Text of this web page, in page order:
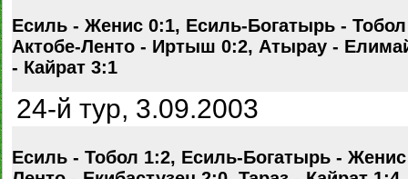
Есиль - Женис 0:1, Есиль-Богатырь -
Актобе-Ленто - Иртыш 0:2, Атырау -
- Кайрат 3:1
24-й тур, 3.09.2003
Есиль - Тобол 1:2, Есиль-Богатырь -